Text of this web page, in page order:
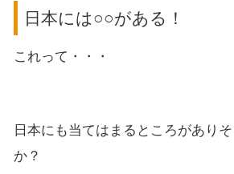
日本には○○がある！
これって・・・
日本にも当てはまるところがあり
か？